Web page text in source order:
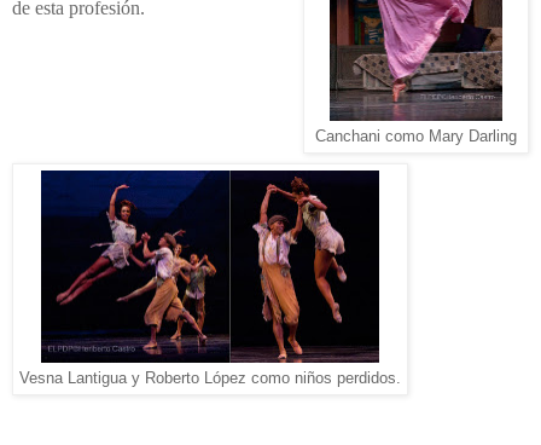
Canchani como Mary Darling
de esta profesión.
Vesna Lantigua y Roberto López como niños perdidos.